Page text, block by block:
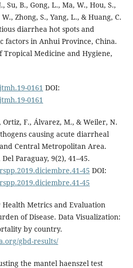
Su, B., Gong, L., Ma, W., Hou, S.,
Zhong, S., Yang, L., & Huang, C.
diarrhea hot spots and
factors in Anhui Province, China.
Tropical Medicine and Hygiene,
0161 DOI:
0161
Ortiz, F., Álvarez, M., & Weiler, N.
causing acute diarrheal
Central Metropolitan Area.
Paraguay, 9(2), 41–45.
45 DOI:
45
Metrics and Evaluation
of Disease. Data Visualization:
by country.
gbd-results/
the mantel haenszel test